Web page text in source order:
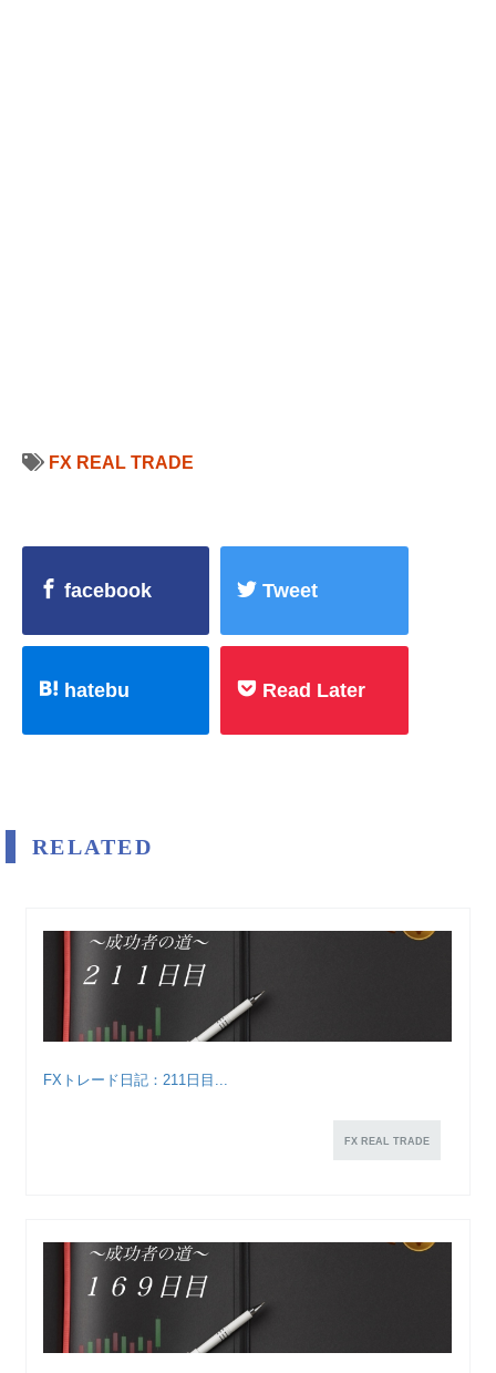
FX REAL TRADE
facebook Tweet
hatebu Read Later
RELATED
FXトレード日記：211日目...
FX REAL TRADE